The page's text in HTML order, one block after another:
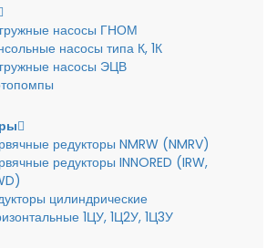
насосы ГНОМ
насосы типа К, 1К
насосы ЭЦВ
редукторы NMRW (NMRV)
редукторы INNORED (IRW,
цилиндрические
1ЦУ, 1Ц2У, 1Ц3У